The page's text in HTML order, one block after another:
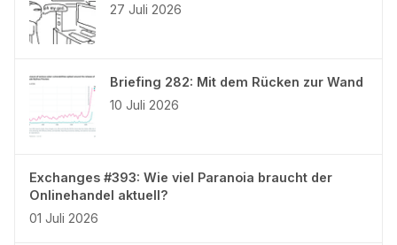
27 Juli 2026
Briefing 282: Mit dem Rücken zur Wand
10 Juli 2026
Exchanges #393: Wie viel Paranoia braucht der
Onlinehandel aktuell?
01 Juli 2026